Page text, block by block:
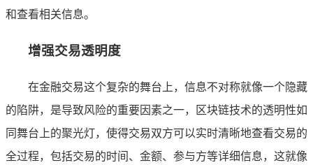
和查看相关信息。
增强交易透明度
在金融交易这个复杂的舞台上，信息不对称就像一个隐藏
的陷阱，是导致风险的重要因素之一，区块链技术的透明性如
同舞台上的聚光灯，使得交易双方可以实时清晰地查看交易的
全过程，包括交易的时间、金额、参与方等详细信息，这就像